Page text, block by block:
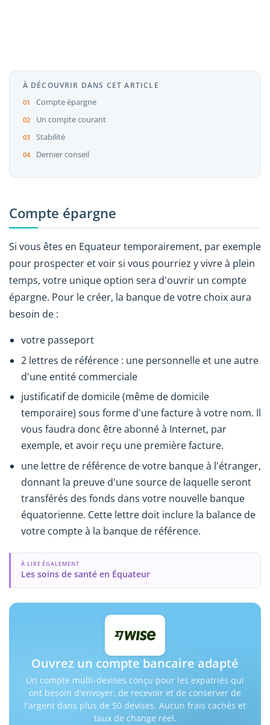
À DÉCOUVRIR DANS CET ARTICLE
Compte épargne
Un compte courant
Stabilité
Dernier conseil
Compte épargne
Si vous êtes en Equateur temporairement, par exemple
pour prospecter et voir si vous pourriez y vivre à plein
temps, votre unique option sera d'ouvrir un compte
épargne. Pour le créer, la banque de votre choix aura
besoin de :
votre passeport
2 lettres de référence : une personnelle et une autre
d'une entité commerciale
justificatif de domicile (même de domicile
temporaire) sous forme d'une facture à votre nom. Il
vous faudra donc être abonné à Internet, par
exemple, et avoir reçu une première facture.
une lettre de référence de votre banque à l'étranger,
donnant la preuve d'une source de laquelle seront
transférés des fonds dans votre nouvelle banque
équatorienne. Cette lettre doit inclure la balance de
votre compte à la banque de référence.
À LIRE ÉGALEMENT
Les soins de santé en Équateur
Ouvrez un compte bancaire adapté
Un compte multi-devises conçu pour les expatriés qui
ont besoin d'envoyer, de recevoir et de conserver de
l'argent dans plus de 50 devises. Aucun frais cachés et
taux de change réel.